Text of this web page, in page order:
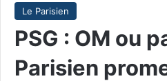
Le Parisien
PSG : OM ou
Parisien